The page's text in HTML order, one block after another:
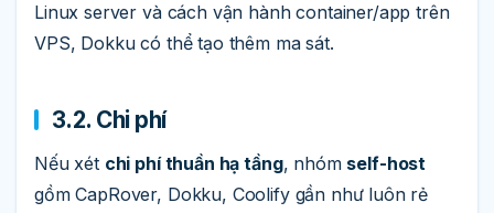
Linux server và cách vận hành container/app trên
VPS, Dokku có thể tạo thêm ma sát.
3.2. Chi phí
Nếu xét chi phí thuần hạ tầng, nhóm self-host
gồm CapRover, Dokku, Coolify gần như luôn rẻ